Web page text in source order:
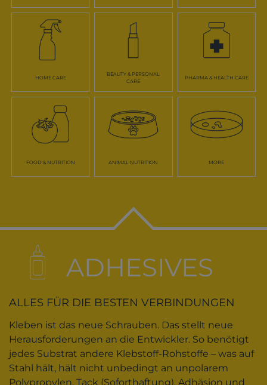
HOME CARE
BEAUTY & PERSONAL
CARE
PHARMA & HEALTH CARE
FOOD & NUTRITION ANIMAL NUTRITION MORE
ADHESIVES
ALLES FÜR DIE BESTEN VERBINDUNGEN
Kleben ist das neue Schrauben. Das stellt neue
Herausforderungen an die Entwickler. So benötigt
jedes Substrat andere Klebstoff-Rohstoffe – was auf
Stahl hält, hält nicht unbedingt an unpolarem
Polypropylen. Tack (Soforthaftung), Adhäsion und